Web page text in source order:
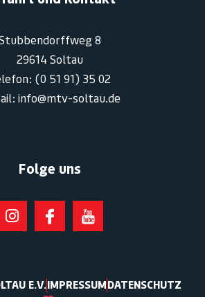
8
29614 Soltau
(0 51 91) 35 02
info@mtv-soltau.de
Folge uns
E.V.IMPRESSUMDATENSCHUTZ